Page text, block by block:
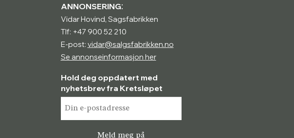
ANNONSERING:
Vidar Hovind, Sagsfabrikken
Tlf: +47 900 52 210
E-post: vidar@salgsfabrikken.no
Se annonseinformasjon her
Hold deg oppdatert med
nyhetsbrev fra Kretsløpet